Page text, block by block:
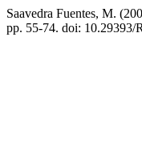
Saavedra Fuentes, M.
pp. 55-74. doi: 10.29393/